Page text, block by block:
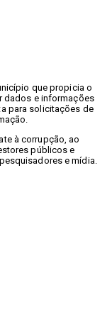
que propicia o
dados e informações
para solicitações de
à corrupção, ao
públicos e
e mídia.